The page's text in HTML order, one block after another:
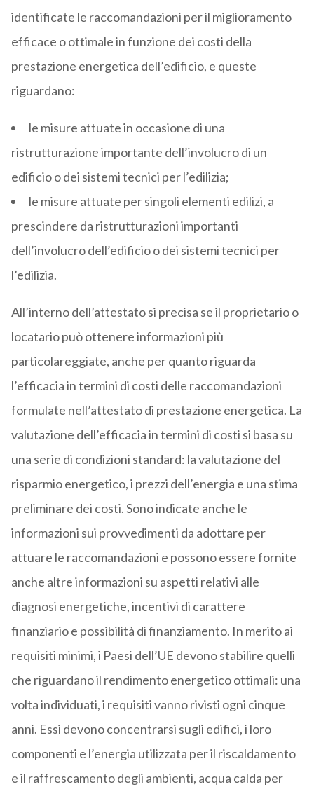
identificate le raccomandazioni per il miglioramento
efficace o ottimale in funzione dei costi della
prestazione energetica dell’edificio, e queste
riguardano:
le misure attuate in occasione di una
ristrutturazione importante dell’involucro di un
edificio o dei sistemi tecnici per l’edilizia;
le misure attuate per singoli elementi edilizi, a
prescindere da ristrutturazioni importanti
dell’involucro dell’edificio o dei sistemi tecnici per
l’edilizia.
All’interno dell’attestato si precisa se il proprietario o
locatario può ottenere informazioni più
particolareggiate, anche per quanto riguarda
l’efficacia in termini di costi delle raccomandazioni
formulate nell’attestato di prestazione energetica. La
valutazione dell’efficacia in termini di costi si basa su
una serie di condizioni standard: la valutazione del
risparmio energetico, i prezzi dell’energia e una stima
preliminare dei costi. Sono indicate anche le
informazioni sui provvedimenti da adottare per
attuare le raccomandazioni e possono essere fornite
anche altre informazioni su aspetti relativi alle
diagnosi energetiche, incentivi di carattere
finanziario e possibilità di finanziamento. In merito ai
requisiti minimi, i Paesi dell’UE devono stabilire quelli
che riguardano il rendimento energetico ottimali: una
volta individuati, i requisiti vanno rivisti ogni cinque
anni. Essi devono concentrarsi sugli edifici, i loro
componenti e l’energia utilizzata per il riscaldamento
e il raffrescamento degli ambienti, acqua calda per